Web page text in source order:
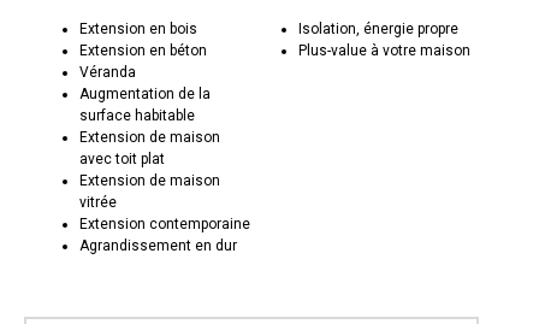
Extension en bois
Extension en béton
Véranda
Augmentation de la
surface habitable
Extension de maison
avec toit plat
Extension de maison
vitrée
Extension contemporaine
Agrandissement en dur
Isolation, énergie propre
Plus-value à votre maison